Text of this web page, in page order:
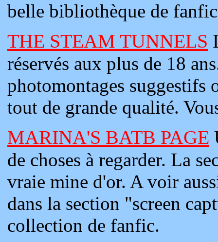
belle bibliothèque de
THE STEAM TUNNELS
réservés aux plus de 18
photomontages suggestifs
tout de grande qualité.
MARINA'S BATB PAGE
de choses à regarder. La
vraie mine d'or. A voir
dans la section "screen
collection de fanfic.